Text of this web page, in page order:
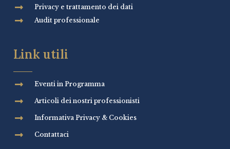
Privacy e trattamento dei dati
Audit professionale
Link utili
Eventi in Programma
Articoli dei nostri professionisti
Informativa Privacy & Cookies
Contattaci